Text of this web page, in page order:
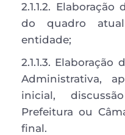
2.1.1.2.
do quadro
entidade;
2.1.1.3.
Administrativa,
inicial,
Prefeitura ou
final.